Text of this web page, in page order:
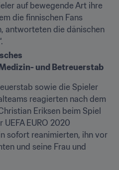
auf bewegende Art ihre
die finnischen Fans
antworteten die dänischen
und Betreuerstab
sowie die Spieler
reagierten nach dem
Eriksen beim Spiel
EURO 2020
sofort reanimierten, ihn vor
und seine Frau und